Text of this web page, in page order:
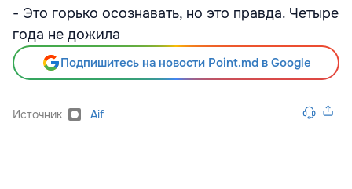
- Это горько осознавать, но это правда. Четыре
года не дожила
Подпишитесь на новости Point.md в Google
Источник Aif